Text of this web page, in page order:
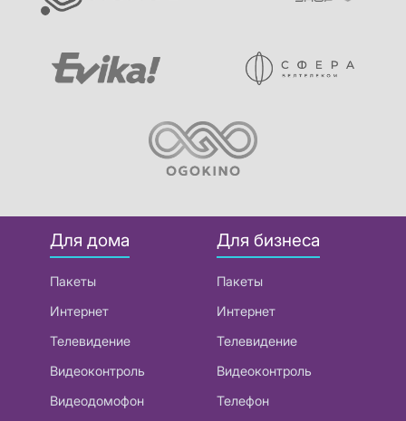
Для дома
Пакеты
Интернет
Телевидение
Видеоконтроль
Видеодомофон
Для бизнеса
Пакеты
Интернет
Телевидение
Видеоконтроль
Телефон